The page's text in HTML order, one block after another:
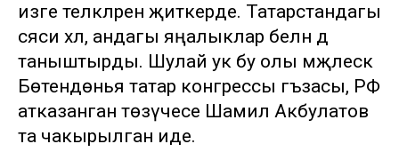
изге теләкләрен җиткерде. Татарстандагы
сәяси хәл, андагы яңалыклар белән дә
таныштырды. Шулай ук бу олы мәҗлескә
Бөтендөнья татар конгрессы әгъзасы, РФ
атказанган төзүчесе Шамил Акбулатов
та чакырылган иде.